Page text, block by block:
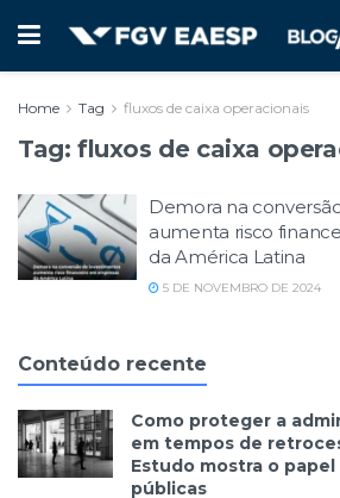
Home Tag fluxos de caixa operacionais
Tag: fluxos de caixa
Demora na
aumenta risco
da América Latina
5 DE NOVEMBRO DE 2024
Conteúdo recente
Como proteger a
em tempos de
Estudo mostra o
públicas